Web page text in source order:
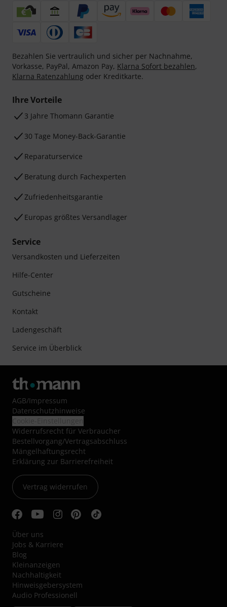
Bezahlen Sie vertraulich und sicher per Nachnahme,
Vorkasse, PayPal, Amazon Pay, Klarna Sofort bezahlen,
Klarna Ratenzahlung oder Kreditkarte.
Ihre Vorteile
3 Jahre Thomann Garantie
30 Tage Money-Back-Garantie
Reparaturservice
Beratung durch Fachexperten
Zufriedenheitsgarantie
Europas größtes Versandlager
Service
Versandkosten und Lieferzeiten
Hilfe-Center
Gutscheine
Kontakt
Ladengeschäft
Service im Überblick
AGB/Impressum
Datenschutzhinweise
Widerrufsrecht für Verbraucher
Bestellvorgang/Vertragsabschluss
Mängelhaftungsrecht
Erklärung zur Barrierefreiheit
Vertrag widerrufen
Über uns
Jobs & Karriere
Blog
Kleinanzeigen
Nachhaltigkeit
Hinweisgebersystem
Audio Professionell